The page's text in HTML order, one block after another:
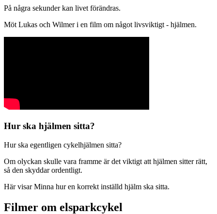
På några sekunder kan livet förändras.
Möt Lukas och Wilmer i en film om något livsviktigt - hjälmen.
Hur ska hjälmen sitta?
Hur ska egentligen cykelhjälmen sitta?
Om olyckan skulle vara framme är det viktigt att hjälmen sitter rätt,
så den skyddar ordentligt.
Här visar Minna hur en korrekt inställd hjälm ska sitta.
Filmer om elsparkcykel